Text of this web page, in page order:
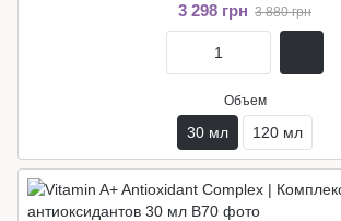
3 298 грн 3 880 грн
Объем
30 мл 120 мл